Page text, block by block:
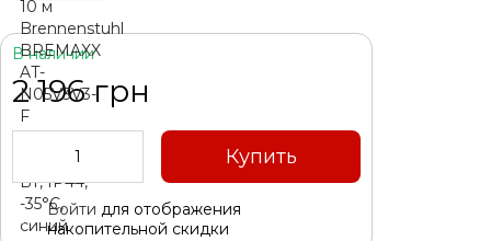
В наличии
2 196 грн
Купить
Войти для отображения
накопительной скидки